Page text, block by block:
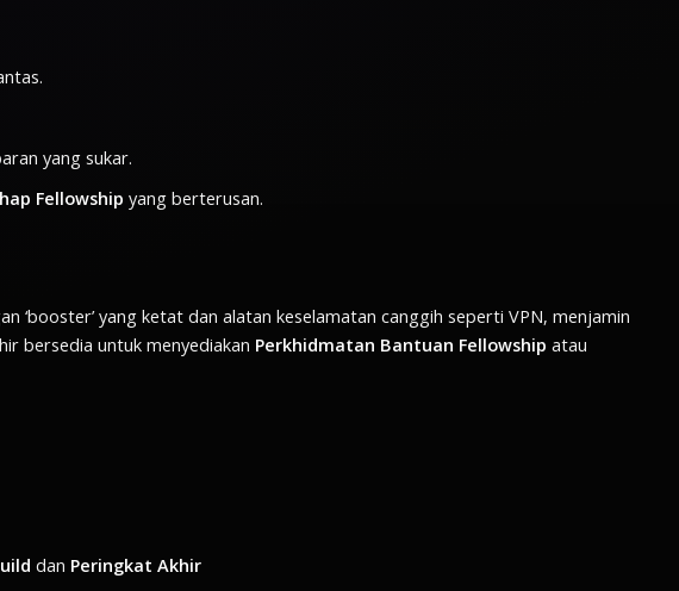
yang sukar.
Fellowship yang berterusan.
‘booster’ yang ketat dan alatan keselamatan canggih seperti VPN, menjamin
bersedia untuk menyediakan Perkhidmatan Bantuan Fellowship atau
dan Peringkat Akhir